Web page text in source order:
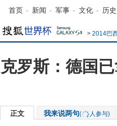
首页 - 新闻 - 军事 - 文化 - 历史
> 2014巴
克罗斯：德国
正文 我来说两句( 人参与)